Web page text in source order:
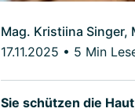
Mag. Kristiina Singer,
17.11.2025 • 5 Min
Sie schützen die